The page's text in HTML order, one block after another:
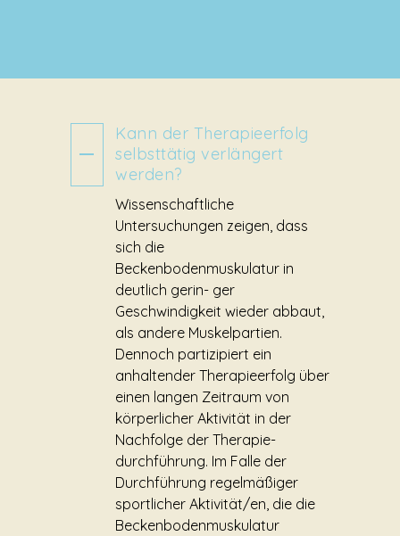
Kann der Therapieerfolg
selbsttätig verlängert
werden?
Wissenschaftliche
Untersuchungen zeigen, dass
sich die
Beckenbodenmuskulatur in
deutlich gerin- ger
Geschwindigkeit wieder abbaut,
als andere Muskelpartien.
Dennoch partizipiert ein
anhaltender Therapieerfolg über
einen langen Zeitraum von
körperlicher Aktivität in der
Nachfolge der Therapie-
durchführung. Im Falle der
Durchführung regelmäßiger
sportlicher Aktivität/en, die die
Beckenbodenmuskulatur